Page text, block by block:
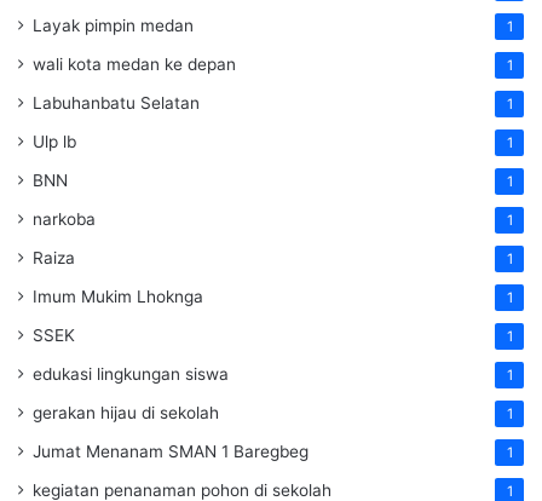
Layak pimpin medan 1
wali kota medan ke depan 1
Labuhanbatu Selatan 1
Ulp lb 1
BNN 1
narkoba 1
Raiza 1
Imum Mukim Lhoknga 1
SSEK 1
edukasi lingkungan siswa 1
gerakan hijau di sekolah 1
Jumat Menanam SMAN 1 Baregbeg 1
kegiatan penanaman pohon di sekolah 1